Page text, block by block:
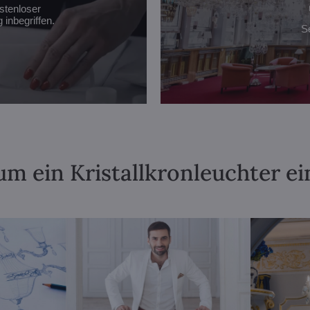
inbegriffen.
ein Kristallkronleuchter